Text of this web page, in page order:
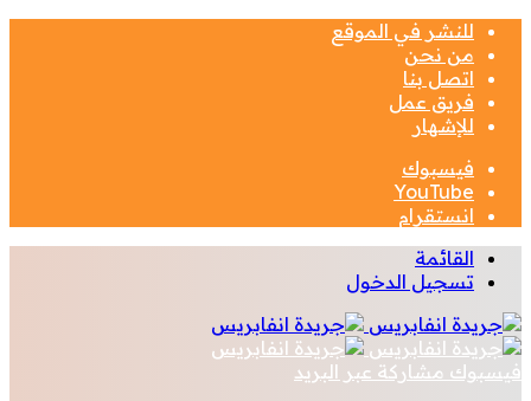
للنشر في الموقع
من نحن
اتصل بنا
فريق عمل
للإشهار
فيسبوك
‫YouTube
انستقرام
القائمة
تسجيل الدخول
فيسبوك مشاركة عبر البريد